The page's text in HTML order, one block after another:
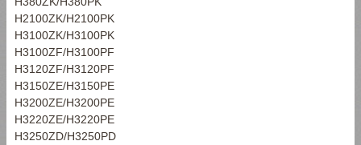
H2100ZK/H2100PK
H3100ZK/H3100PK
H3100ZF/H3100PF
H3120ZF/H3120PF
H3150ZE/H3150PE
H3200ZE/H3200PE
H3220ZE/H3220PE
H3250ZD/H3250PD